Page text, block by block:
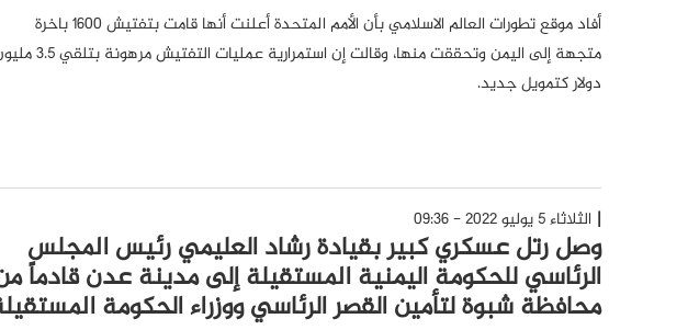
أفاد موقع تطورات العالم الاسلامي بأن الأمم المتحدة أعلنت أنها قامت بتفتيش 1600 باخرة
متجهة إلى اليمن وتحققت منها، وقالت إن استمرارية عمليات
دولار كتمويل جديد.
الثلاثاء 5 يوليو 2022 - 09:36
وصل رتل عسكري كبير بقيادة رشاد العليمي رئيس المجلس
الرئاسي للحكومة اليمنية المستقيلة إلى مدينة عدن قادماً
محافظة شبوة لتأمين القصر الرئاسي ووزراء الحكومة